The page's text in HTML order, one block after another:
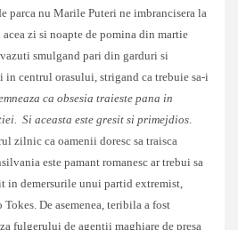
parca nu Marile Puteri ne imbrancisera la
zi si noapte de pomina din martie
smulgand pari din garduri si
in centrul orasului, strigand ca trebuie sa-i
ca obsesia traieste pana in
Si aceasta este gresit si primejdios.
zilnic ca oamenii doresc sa traisca
este pamant romanesc ar trebui sa
in demersurile unui partid extremist,
De asemenea, teribila a fost
fulgerului de agentii maghiare de presa